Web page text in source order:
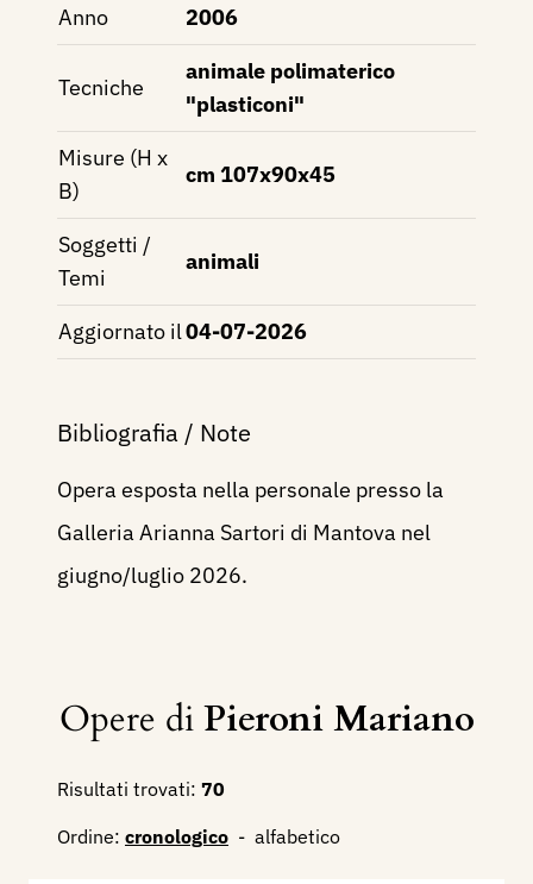
Anno 2006
Tecniche
animale polimaterico
"plasticoni"
Misure (H x
B)
cm 107x90x45
Soggetti /
Temi
animali
Aggiornato il04-07-2026
Bibliografia / Note
Opera esposta nella personale presso la
Galleria Arianna Sartori di Mantova nel
giugno/luglio 2026.
Opere diPieroni Mariano
Risultati trovati: 70
Ordine: cronologico - alfabetico